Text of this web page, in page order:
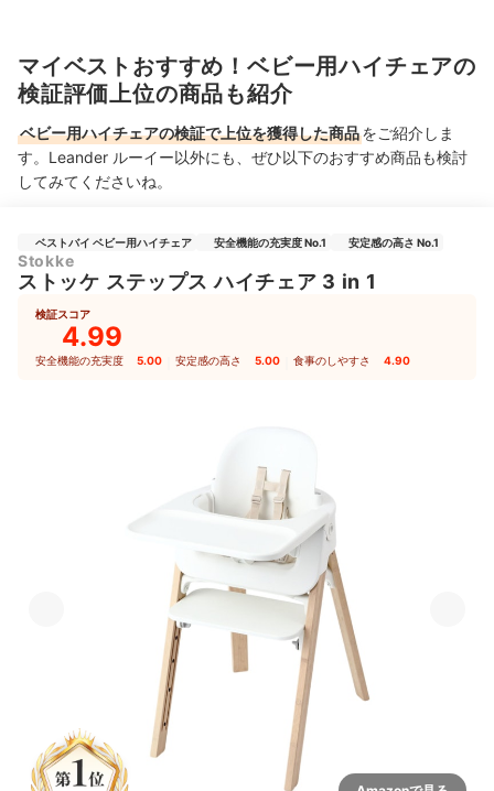
マイベストおすすめ！ベビー用ハイチェアの
検証評価上位の商品も紹介
ベビー用ハイチェアの検証で上位を獲得した商品をご紹介しま
す。Leander ルーイー以外にも、ぜひ以下のおすすめ商品も検討
してみてくださいね。
ベストバイ ベビー用ハイチェア 安全機能の充実度 No.1 安定感の高さ No.1
Stokke
ストッケ ステップス ハイチェア 3 in 1
検証スコア
4.99
安全機能の充実度 5.00 安定感の高さ 5.00 食事のしやすさ 4.90